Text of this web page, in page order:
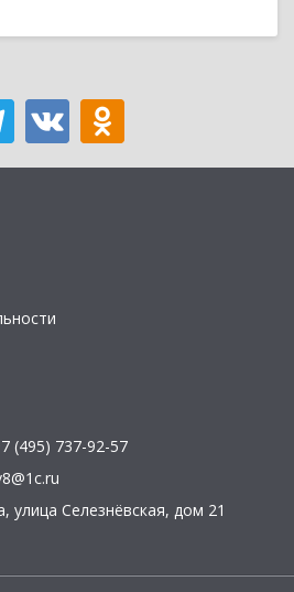
(495) 737-92-57
, улица Селезнёвская, дом 21